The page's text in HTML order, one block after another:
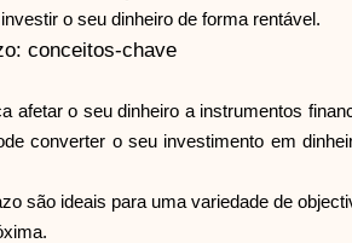
o seu dinheiro de forma rentável.
conceitos-chave
afetar o seu dinheiro a instrumentos
converter o seu investimento em
são ideais para uma variedade de